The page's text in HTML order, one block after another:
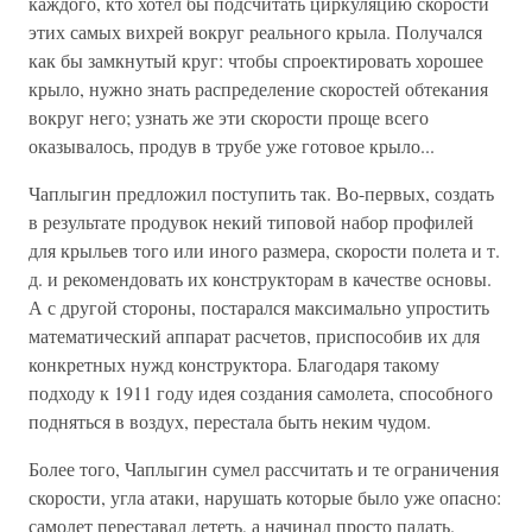
этих самых вихрей вокруг реального крыла. Получался
как бы замкнутый круг: чтобы спроектировать хорошее
крыло, нужно знать распределение скоростей обтекания
вокруг него; узнать же эти скорости проще всего
оказывалось, продув в трубе уже готовое крыло...
Чаплыгин предложил поступить так. Во-первых, создать
в результате продувок некий типовой набор профилей
для крыльев того или иного размера, скорости полета и т.
д. и рекомендовать их конструкторам в качестве основы.
А с другой стороны, постарался максимально упростить
математический аппарат расчетов, приспособив их для
конкретных нужд конструктора. Благодаря такому
подходу к 1911 году идея создания самолета, способного
подняться в воздух, перестала быть неким чудом.
Более того, Чаплыгин сумел рассчитать и те ограничения
скорости, угла атаки, нарушать которые было уже опасно:
самолет переставал лететь, а начинал просто падать.